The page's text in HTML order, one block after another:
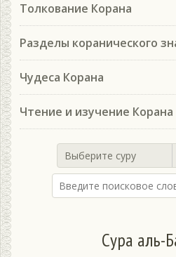
Толкование Корана
Разделы коранического
Чудеса Корана
Чтение и изучение Корана
Выберите суру
Сура аль-